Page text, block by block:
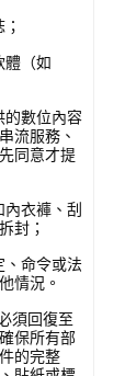
體（如
的數位內容
流服務、
同意才提
內衣褲、刮
封；
、命令或法
情況。
須回復至
保所有部
的完整